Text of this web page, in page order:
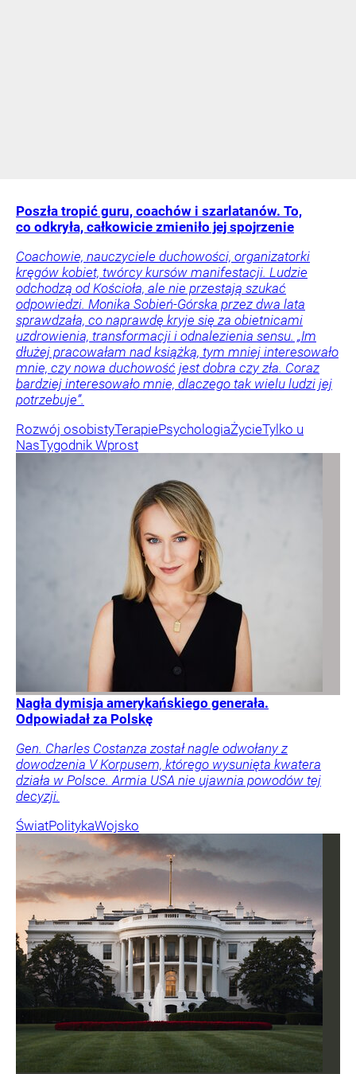
Poszła tropić guru, coachów i szarlatanów. To,
co odkryła, całkowicie zmieniło jej spojrzenie
Coachowie, nauczyciele duchowości, organizatorki
kręgów kobiet, twórcy kursów manifestacji. Ludzie
odchodzą od Kościoła, ale nie przestają szukać
odpowiedzi. Monika Sobień-Górska przez dwa lata
sprawdzała, co naprawdę kryje się za obietnicami
uzdrowienia, transformacji i odnalezienia sensu. „Im
dłużej pracowałam nad książką, tym mniej interesowało
mnie, czy nowa duchowość jest dobra czy zła. Coraz
bardziej interesowało mnie, dlaczego tak wielu ludzi jej
potrzebuje”.
Rozwój osobistyTerapiePsychologiaŻycieTylko u
NasTygodnik Wprost
Nagła dymisja amerykańskiego generała.
Odpowiadał za Polskę
Gen. Charles Costanza został nagle odwołany z
dowodzenia V Korpusem, którego wysunięta kwatera
działa w Polsce. Armia USA nie ujawnia powodów tej
decyzji.
ŚwiatPolitykaWojsko